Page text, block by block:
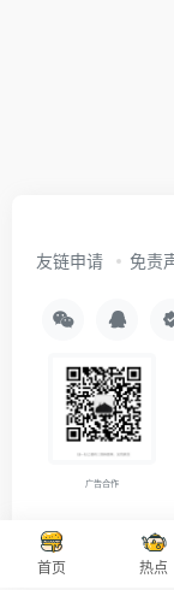
首页 热点
友链申请 免责
广告合作
Copyright © 2026